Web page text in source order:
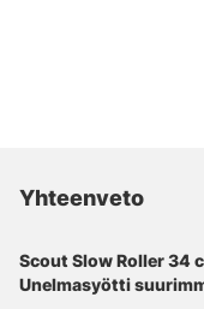
Yhteenveto
Scout Slow Roller 34
Unelmasyötti